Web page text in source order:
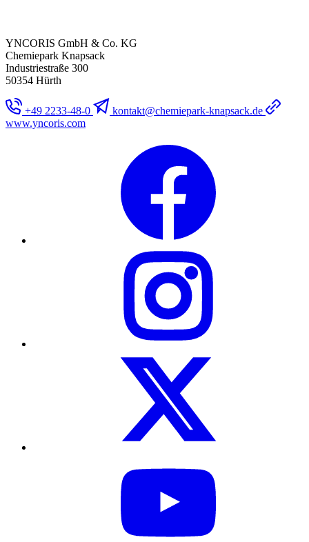
YNCORIS GmbH & Co. KG
Chemiepark Knapsack
Industriestraße 300
50354 Hürth
+49 2233-48-0
kontakt@chemiepark-knapsack.de
www.yncoris.com